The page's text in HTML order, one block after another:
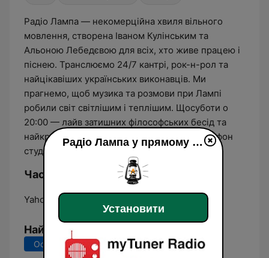
Радіо Лампа — некомерційна хвиля вільного
мовлення, створена Іваном Кулінським та
Альоною Лебедєвою для всіх, хто живе працею і
піснею. Транслюємо 24/7 кантрі, рок-н-рол та
найцікавіших українських виконавців. Ми
прагнемо, щоб музика та розмови при Лампі
робили світ світлішим і теплішим. Щосуботи о
20:00 — лайв затишних філософських бесід та
найкращої музики "Лампова розмова". Телефон
студії +380935649692
Частоти Радіо Лампа:
Yahotyn:
Найкращі пісні
Останні 7 днів Останні 30 днів
Радіо Лампа у прямому ефір
Установити